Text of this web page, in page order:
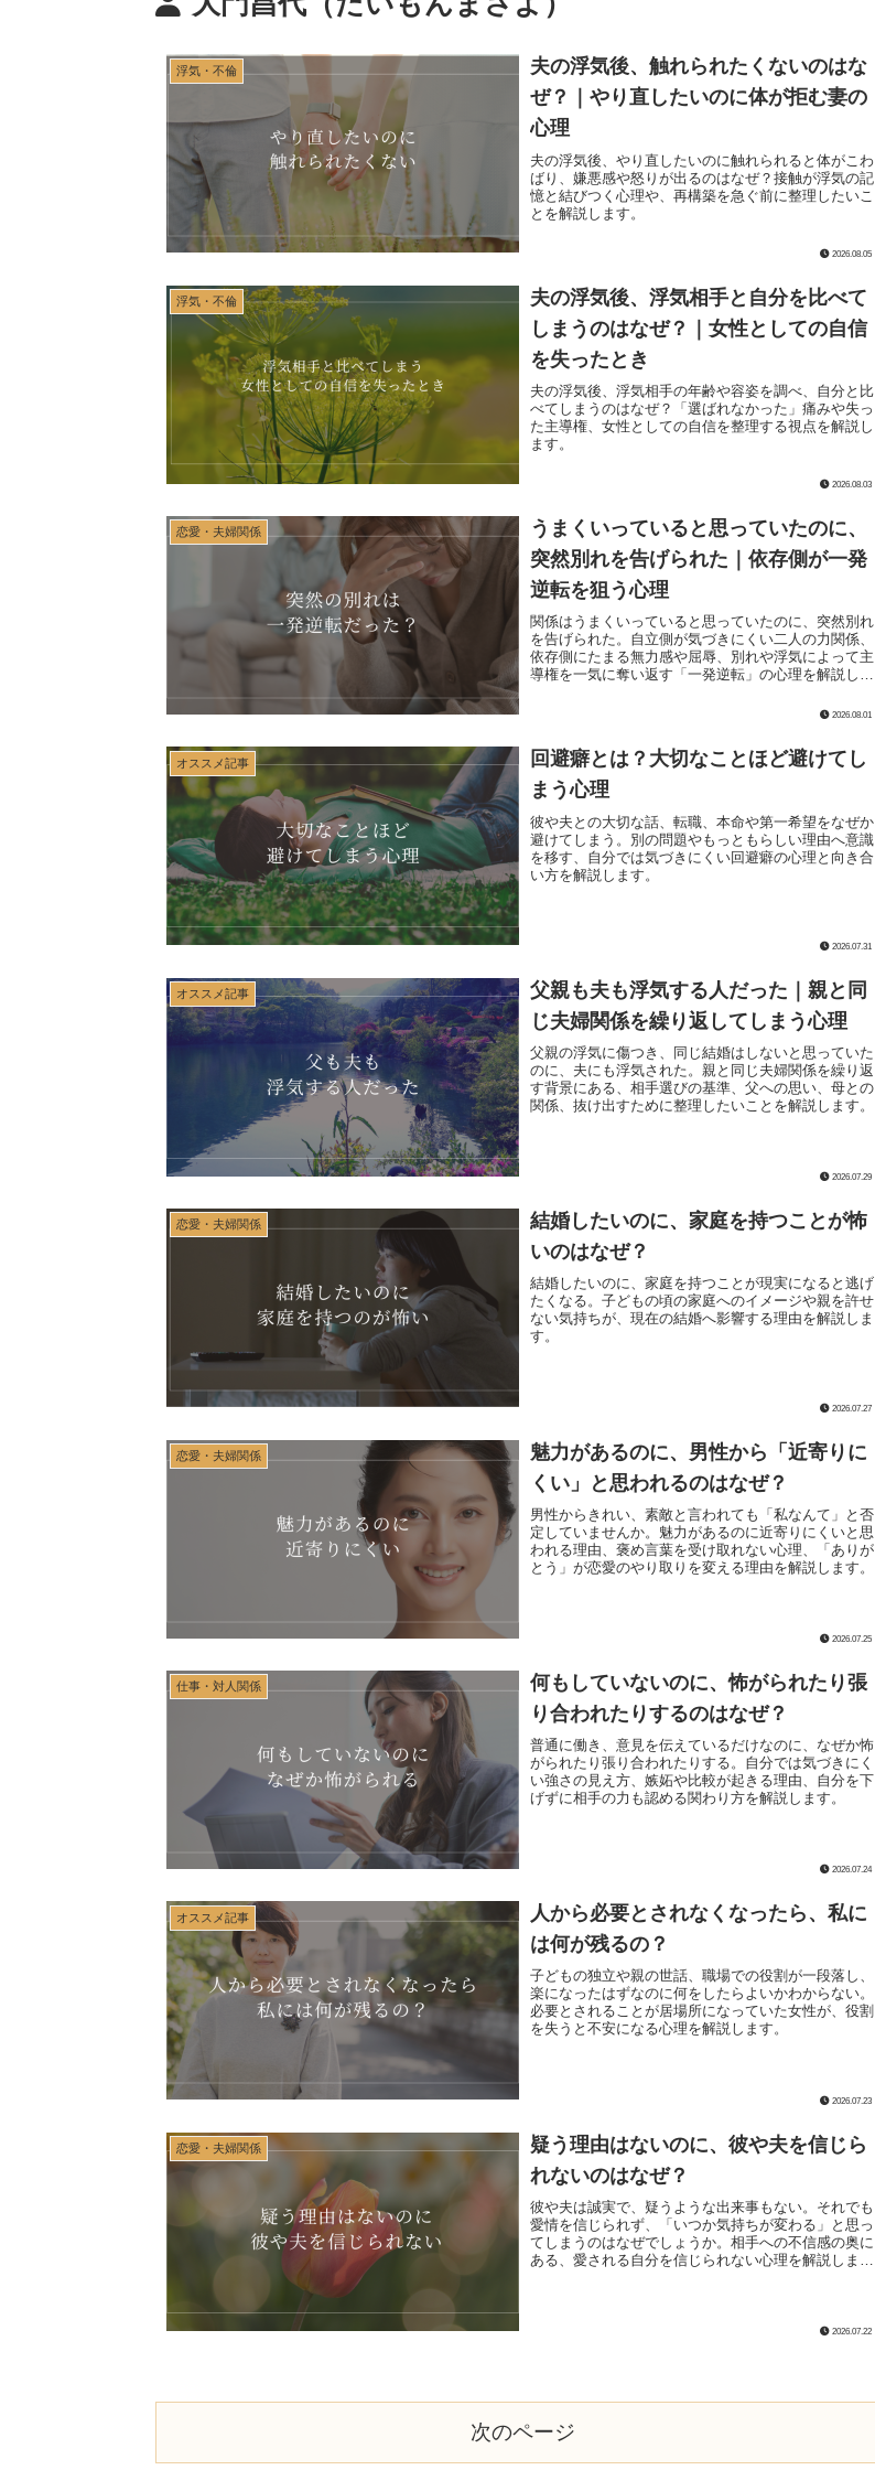
浮気・不倫
夫の浮気後、触れられたくないのはな
ぜ？｜やり直したいのに体が拒む妻の
心理
夫の浮気後、やり直したいのに触れられると体がこわ
ばり、嫌悪感や怒りが出るのはなぜ？接触が浮気の記
憶と結びつく心理や、再構築を急ぐ前に整理したいこ
とを解説します。
2026.08.05
浮気・不倫
夫の浮気後、浮気相手と自分を比べて
しまうのはなぜ？｜女性としての自信
を失ったとき
夫の浮気後、浮気相手の年齢や容姿を調べ、自分と比
べてしまうのはなぜ？「選ばれなかった」痛みや失っ
た主導権、女性としての自信を整理する視点を解説し
ます。
2026.08.03
恋愛・夫婦関係
うまくいっていると思っていたのに、
突然別れを告げられた｜依存側が一発
逆転を狙う心理
関係はうまくいっていると思っていたのに、突然別れ
を告げられた。自立側が気づきにくい二人の力関係、
依存側にたまる無力感や屈辱、別れや浮気によって主
導権を一気に奪い返す「一発逆転」の心理を解説しま
2026.08.01
オススメ記事
回避癖とは？大切なことほど避けてし
まう心理
彼や夫との大切な話、転職、本命や第一希望をなぜか
避けてしまう。別の問題やもっともらしい理由へ意識
を移す、自分では気づきにくい回避癖の心理と向き合
い方を解説します。
2026.07.31
オススメ記事
父親も夫も浮気する人だった｜親と同
じ夫婦関係を繰り返してしまう心理
父親の浮気に傷つき、同じ結婚はしないと思っていた
のに、夫にも浮気された。親と同じ夫婦関係を繰り返
す背景にある、相手選びの基準、父への思い、母との
関係、抜け出すために整理したいことを解説します。
2026.07.29
恋愛・夫婦関係
結婚したいのに、家庭を持つことが怖
いのはなぜ？
結婚したいのに、家庭を持つことが現実になると逃げ
たくなる。子どもの頃の家庭へのイメージや親を許せ
ない気持ちが、現在の結婚へ影響する理由を解説しま
す。
2026.07.27
恋愛・夫婦関係
魅力があるのに、男性から「近寄りに
くい」と思われるのはなぜ？
男性からきれい、素敵と言われても「私なんて」と否
定していませんか。魅力があるのに近寄りにくいと思
われる理由、褒め言葉を受け取れない心理、「ありが
とう」が恋愛のやり取りを変える理由を解説します。
2026.07.25
仕事・対人関係
何もしていないのに、怖がられたり張
り合われたりするのはなぜ？
普通に働き、意見を伝えているだけなのに、なぜか怖
がられたり張り合われたりする。自分では気づきにく
い強さの見え方、嫉妬や比較が起きる理由、自分を下
げずに相手の力も認める関わり方を解説します。
2026.07.24
オススメ記事
人から必要とされなくなったら、私に
は何が残るの？
子どもの独立や親の世話、職場での役割が一段落し、
楽になったはずなのに何をしたらよいかわからない。
必要とされることが居場所になっていた女性が、役割
を失うと不安になる心理を解説します。
2026.07.23
恋愛・夫婦関係
疑う理由はないのに、彼や夫を信じら
れないのはなぜ？
彼や夫は誠実で、疑うような出来事もない。それでも
愛情を信じられず、「いつか気持ちが変わる」と思っ
てしまうのはなぜでしょうか。相手への不信感の奥に
ある、愛される自分を信じられない心理を解説しま
2026.07.22
次のページ